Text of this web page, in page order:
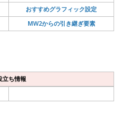
おすすめグラフィック設定
MW2からの引き継ぎ要素
立ち情報